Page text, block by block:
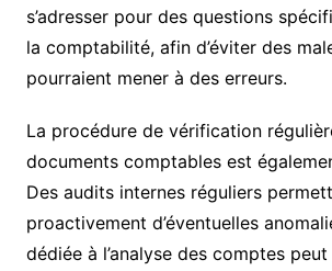
s’adresser pour des questions
la comptabilité, afin d’éviter des
pourraient mener à des erreurs.
La procédure de vérification
documents comptables est
Des audits internes réguliers
proactivement d’éventuelles
dédiée à l’analyse des comptes